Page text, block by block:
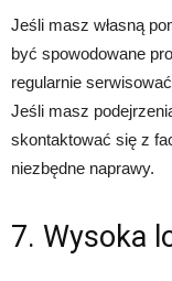
Jeśli masz własną
być spowodowane
regularnie
Jeśli masz
skontaktować się z
niezbędne naprawy.
7. Wysoka